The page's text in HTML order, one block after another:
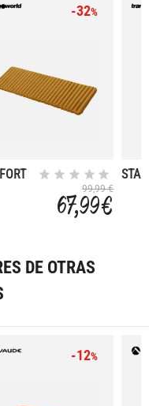
-32%
99,99 €
67,99 €
DE OTRAS
-12%